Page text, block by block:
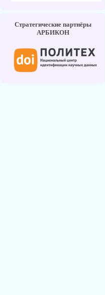
Стратегические партнёры
АРБИКОН